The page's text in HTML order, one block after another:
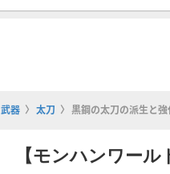
武器 太刀 黒鋼の太刀の派生と強
【モンハンワー